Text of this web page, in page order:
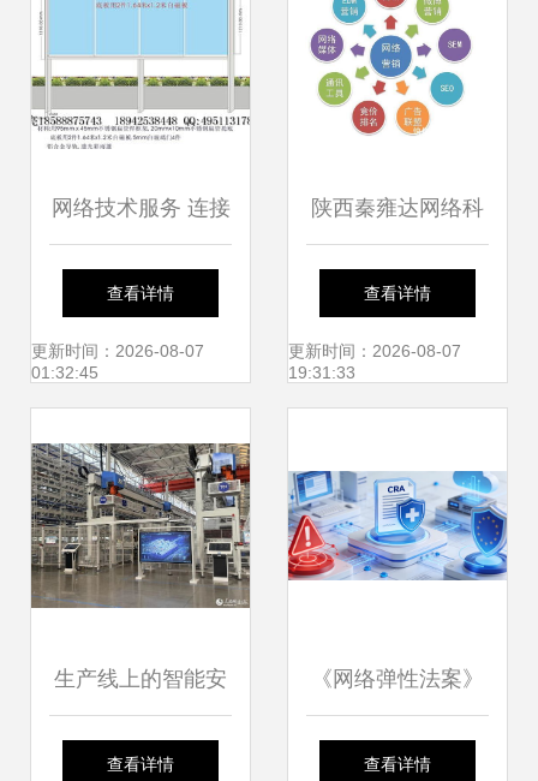
型安全新篇章
网络技术服务 连接
数字世界的桥梁
查看详情
更新时间：2026-08-07
01:32:45
陕西秦雍达网络科
技 以技术之力赋能
网络服务新篇章
查看详情
更新时间：2026-08-07
19:31:33
生产线上的智能安
全密码 山东济南网
查看详情
《网络弹性法案》
合规倒计时 出海欧
查看详情